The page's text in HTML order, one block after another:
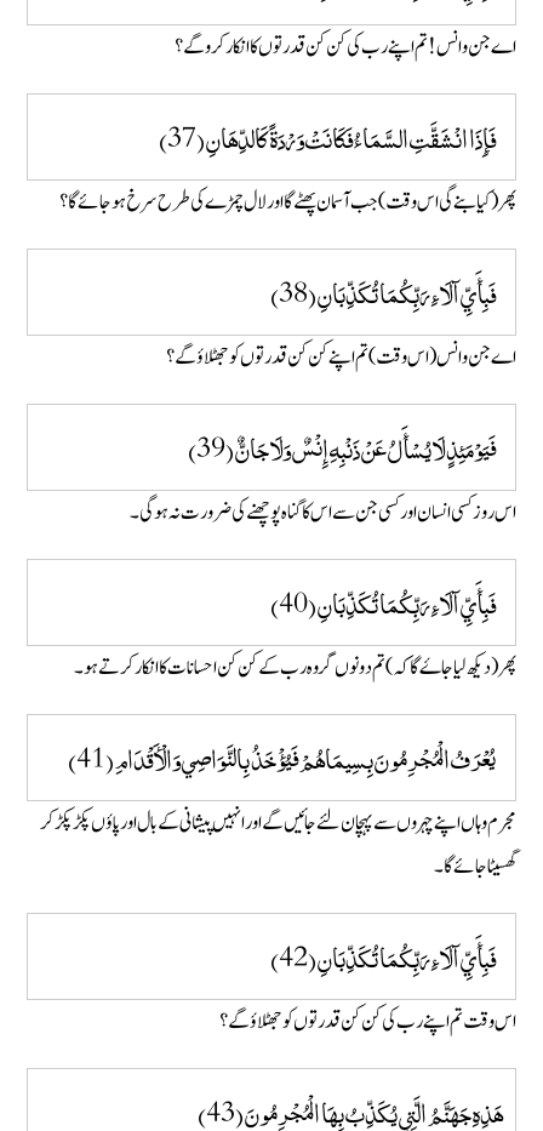
اے جن و انس! تم اپنے رب کی کن کن قدرتوں کا انکار کرو گے ؟
فَإِذَا انْشَقَّتِ السَّمَاءُ فَكَانَتْ وَرْدَةً كَالدِّهَانِ (37)
پھر (کیا بنے گی اس وقت ) جب آسمان پھٹے گا اور لال چمڑے کی طرح سرخ ہو جائے گا؟
فَبِأَيِّ آلَاءِ رَبِّكُمَا تُكَذِّبَانِ (38)
اے جن و انس (اس وقت ) تم اپنے کن کن قدرتوں کو جھٹلاؤ گے؟
فَيَوْمَئِذٍ لَا يُسْأَلُ عَنْ ذَنْبِهِ إِنْسٌ وَلَا جَانٌّ (39)
اس روز کسی انسان اور کسی جن سے اس کا گنا ہ پوچھنے کی ضرورت نہ ہو گی ۔
فَبِأَيِّ آلَاءِ رَبِّكُمَا تُكَذِّبَانِ (40)
پھر (دیکھ لیا جاۓ گا کہ ) تم دونوں گروہ رب کے کن کن احسانات کا انکار کرتے ہو۔
يُعْرَفُ الْمُجْرِمُونَ بِسِيمَاهُمْ فَيُؤْخَذُ بِالنَّوَاصِي وَالْأَقْدَامِ (41)
مجرم وہاں اپنے چہروں سے پہچان لئے جائیں گے اور انہیں پیشانی کے بال اور پاؤں پکڑ پکڑ کر
گھسیٹا جائے گا ۔
فَبِأَيِّ آلَاءِ رَبِّكُمَا تُكَذِّبَانِ (42)
اس وقت تم اپنے رب کی کن کن قدرتوں کو جھٹلاؤ گے ؟
هَذِهِ جَهَنَّمُ الَّتِي يُكَذِّبُ بِهَا الْمُجْرِمُونَ (43)